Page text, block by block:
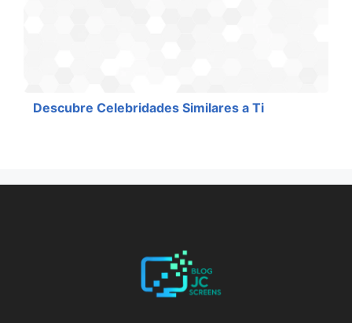
Descubre Celebridades Similares a Ti